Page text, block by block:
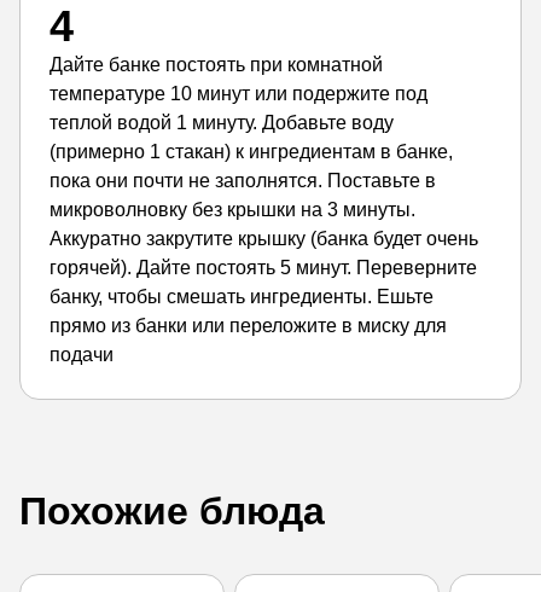
4
Дайте банке постоять при комнатной
температуре 10 минут или подержите под
теплой водой 1 минуту. Добавьте воду
(примерно 1 стакан) к ингредиентам в банке,
пока они почти не заполнятся. Поставьте в
микроволновку без крышки на 3 минуты.
Аккуратно закрутите крышку (банка будет очень
горячей). Дайте постоять 5 минут. Переверните
банку, чтобы смешать ингредиенты. Ешьте
прямо из банки или переложите в миску для
подачи
Похожие блюда